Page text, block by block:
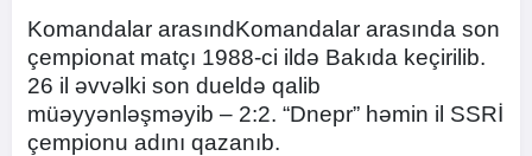
Komandalar arasındKomandalar arasında son
çempionat matçı 1988-ci ildə Bakıda keçirilib.
26 il əvvəlki son dueldə qalib
müəyyənləşməyib – 2:2. “Dnepr” həmin il SSRİ
çempionu adını qazanıb.